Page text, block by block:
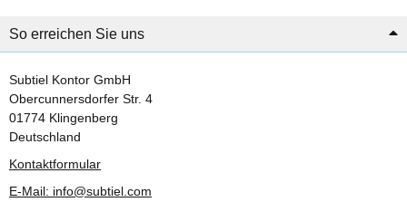
So erreichen Sie uns
Subtiel Kontor GmbH
Obercunnersdorfer Str. 4
01774 Klingenberg
Deutschland
Kontaktformular
E-Mail: info@subtiel.com